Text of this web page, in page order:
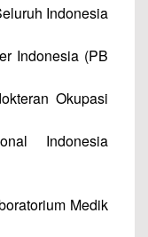
Indonesia
Indonesia (PB
Okupasi
Indonesia
Medik